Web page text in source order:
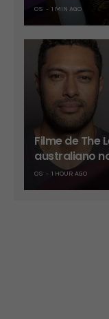
OS 1 MIN AGO
Filme de The
australiano
OS 1 HOUR AGO